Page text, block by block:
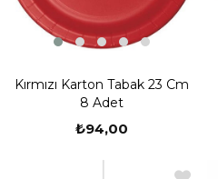
Kırmızı Karton Tabak 23 Cm
8 Adet
₺94,00